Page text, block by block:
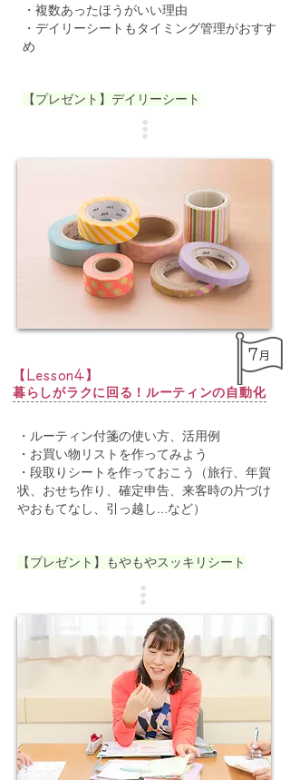
・複数あったほうがいい理由
・デイリーシートもタイミング管理がおすす
め
【プレゼント】デイリーシート
7 月
​【 Lesson4 】
暮らしがラクに回る！ルーティンの自動化
・ルーティン付箋の使い方、活用例
・お買い物リストを作ってみよう
・段取りシートを作っておこう（旅行、年賀
状、おせち作り、確定申告、来客時の片づけ
やおもてなし、引っ越し…など）
【プレゼント】もやもやスッキリシート